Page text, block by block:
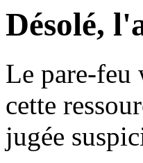
Désolé,
Le pare-feu
cette
jugée